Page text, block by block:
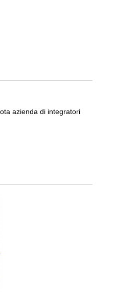
azienda di integratori